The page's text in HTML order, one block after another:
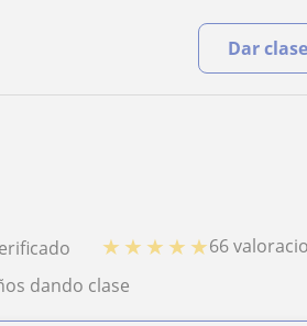
Dar
★ ★ ★ ★ ★66
dando clase